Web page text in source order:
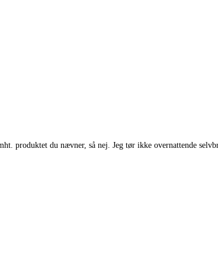
produktet du nævner, så nej. Jeg tør ikke overnattende